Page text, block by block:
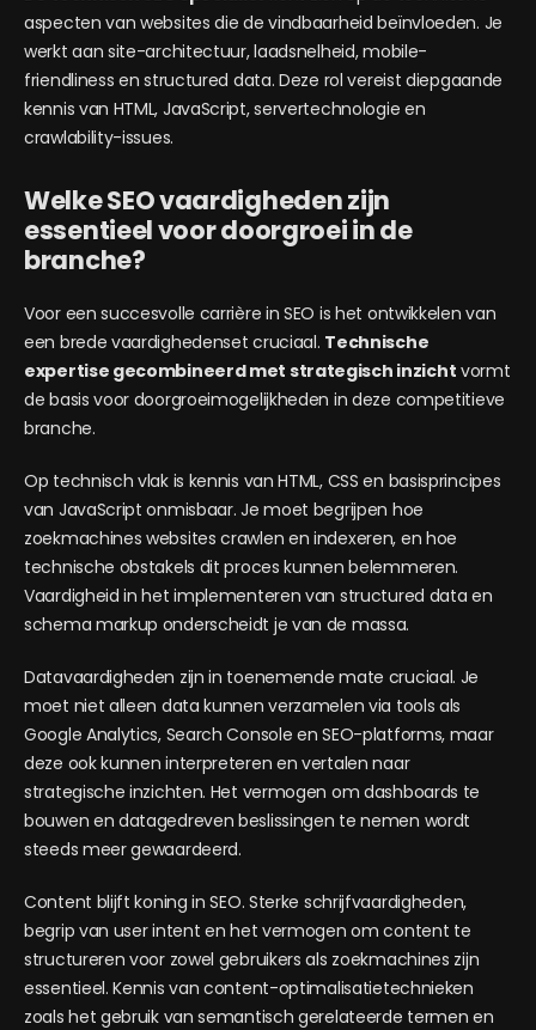
aspecten van websites die de vindbaarheid beïnvloeden. Je
werkt aan site-architectuur, laadsnelheid, mobile-
friendliness en structured data. Deze rol vereist diepgaande
kennis van HTML, JavaScript, servertechnologie en
crawlability-issues.
Welke SEO vaardigheden zijn
essentieel voor doorgroei in de
branche?
Voor een succesvolle carrière in SEO is het ontwikkelen van
een brede vaardighedenset cruciaal. Technische
expertise gecombineerd met strategisch inzicht vormt
de basis voor doorgroeimogelijkheden in deze competitieve
branche.
Op technisch vlak is kennis van HTML, CSS en basisprincipes
van JavaScript onmisbaar. Je moet begrijpen hoe
zoekmachines websites crawlen en indexeren, en hoe
technische obstakels dit proces kunnen belemmeren.
Vaardigheid in het implementeren van structured data en
schema markup onderscheidt je van de massa.
Datavaardigheden zijn in toenemende mate cruciaal. Je
moet niet alleen data kunnen verzamelen via tools als
Google Analytics, Search Console en SEO-platforms, maar
deze ook kunnen interpreteren en vertalen naar
strategische inzichten. Het vermogen om dashboards te
bouwen en datagedreven beslissingen te nemen wordt
steeds meer gewaardeerd.
Content blijft koning in SEO. Sterke schrijfvaardigheden,
begrip van user intent en het vermogen om content te
structureren voor zowel gebruikers als zoekmachines zijn
essentieel. Kennis van content-optimalisatietechnieken
zoals het gebruik van semantisch gerelateerde termen en